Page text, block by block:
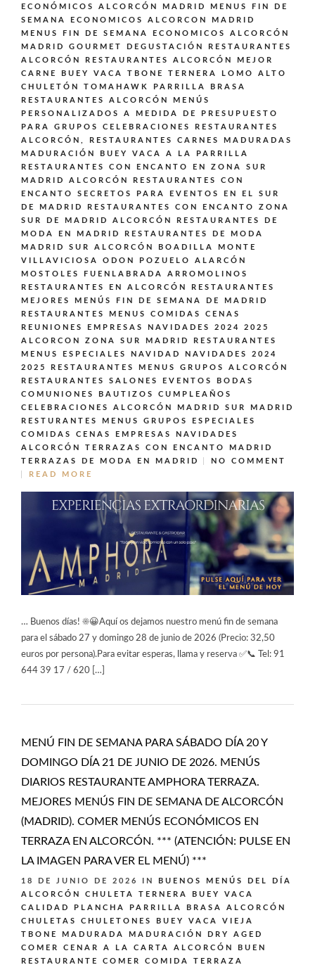
ECONÓMICOS ALCORCÓN MADRID
MENUS FIN DE
SEMANA ECONOMICOS ALCORCON MADRID
MENUS FIN DE SEMANA ECONOMICOS ALCORCÓN
MADRID GOURMET DEGUSTACIÓN
RESTAURANTES
ALCORCÓN
RESTAURANTES ALCORCÓN MEJOR
CARNE BUEY VACA TBONE TERNERA LOMO ALTO
CHULETÓN TOMAHAWK PARRILLA BRASA
RESTAURANTES ALCORCÓN MENÚS
PERSONALIZADOS A MEDIDA DE PRESUPUESTO
PARA GRUPOS CELEBRACIONES
RESTAURANTES
ALCORCÓN,
RESTAURANTES CARNES MADURADAS
MADURACIÓN BUEY VACA A LA PARRILLA
RESTAURANTES CON ENCANTO EN ZONA SUR
MADRID ALCORCÓN
RESTAURANTES CON
ENCANTO SECRETOS PARA EVENTOS EN EL SUR
DE MADRID
RESTAURANTES CON ENCANTO ZONA
SUR DE MADRID ALCORCÓN
RESTAURANTES DE
MODA EN MADRID
RESTAURANTES DE MODA
MADRID SUR ALCORCÓN BOADILLA MONTE
VILLAVICIOSA ODON POZUELO ALARCÓN
MOSTOLES FUENLABRADA ARROMOLINOS
RESTAURANTES EN ALCORCÓN
RESTAURANTES
MEJORES MENÚS FIN DE SEMANA DE MADRID
RESTAURANTES MENUS COMIDAS CENAS
REUNIONES EMPRESAS NAVIDADES 2024 2025
ALCORCON ZONA SUR MADRID
RESTAURANTES
MENUS ESPECIALES NAVIDAD NAVIDADES 2024
2025
RESTAURANTES MENUS GRUPOS ALCORCÓN
RESTAURANTES SALONES EVENTOS BODAS
COMUNIONES BAUTIZOS CUMPLEAÑOS
CELEBRACIONES ALCORCÓN MADRID SUR MADRID
RESTURANTES MENUS GRUPOS ESPECIALES
COMIDAS CENAS EMPRESAS NAVIDADES
ALCORCÓN
TERRAZAS CON ENCANTO MADRID
TERRAZAS DE MODA EN MADRID
NO COMMENT
READ MORE
… Buenos días! ☀️😀Aquí os dejamos nuestro menú fin de semana
para el sábado 27 y domingo 28 de junio de 2026 (Precio: 32,50
euros por persona).Para evitar esperas, llama y reserva ✅📞 Tel: 91
644 39 17 / 620 […]
MENÚ FIN DE SEMANA PARA SÁBADO DÍA 20 Y
DOMINGO DÍA 21 DE JUNIO DE 2026. MENÚS
DIARIOS RESTAURANTE AMPHORA TERRAZA.
MEJORES MENÚS FIN DE SEMANA DE ALCORCÓN
(MADRID). COMER MENÚS ECONÓMICOS EN
TERRAZA EN ALCORCÓN. *** (ATENCIÓN: PULSE EN
LA IMAGEN PARA VER EL MENÚ) ***
18 DE JUNIO DE 2026 IN
BUENOS MENÚS DEL DÍA
ALCORCÓN
CHULETA TERNERA BUEY VACA
CALIDAD PLANCHA PARRILLA BRASA ALCORCÓN
CHULETAS CHULETONES BUEY VACA VIEJA
TBONE MADURADA MADURACIÓN DRY AGED
COMER CENAR A LA CARTA ALCORCÓN BUEN
RESTAURANTE
COMER COMIDA TERRAZA